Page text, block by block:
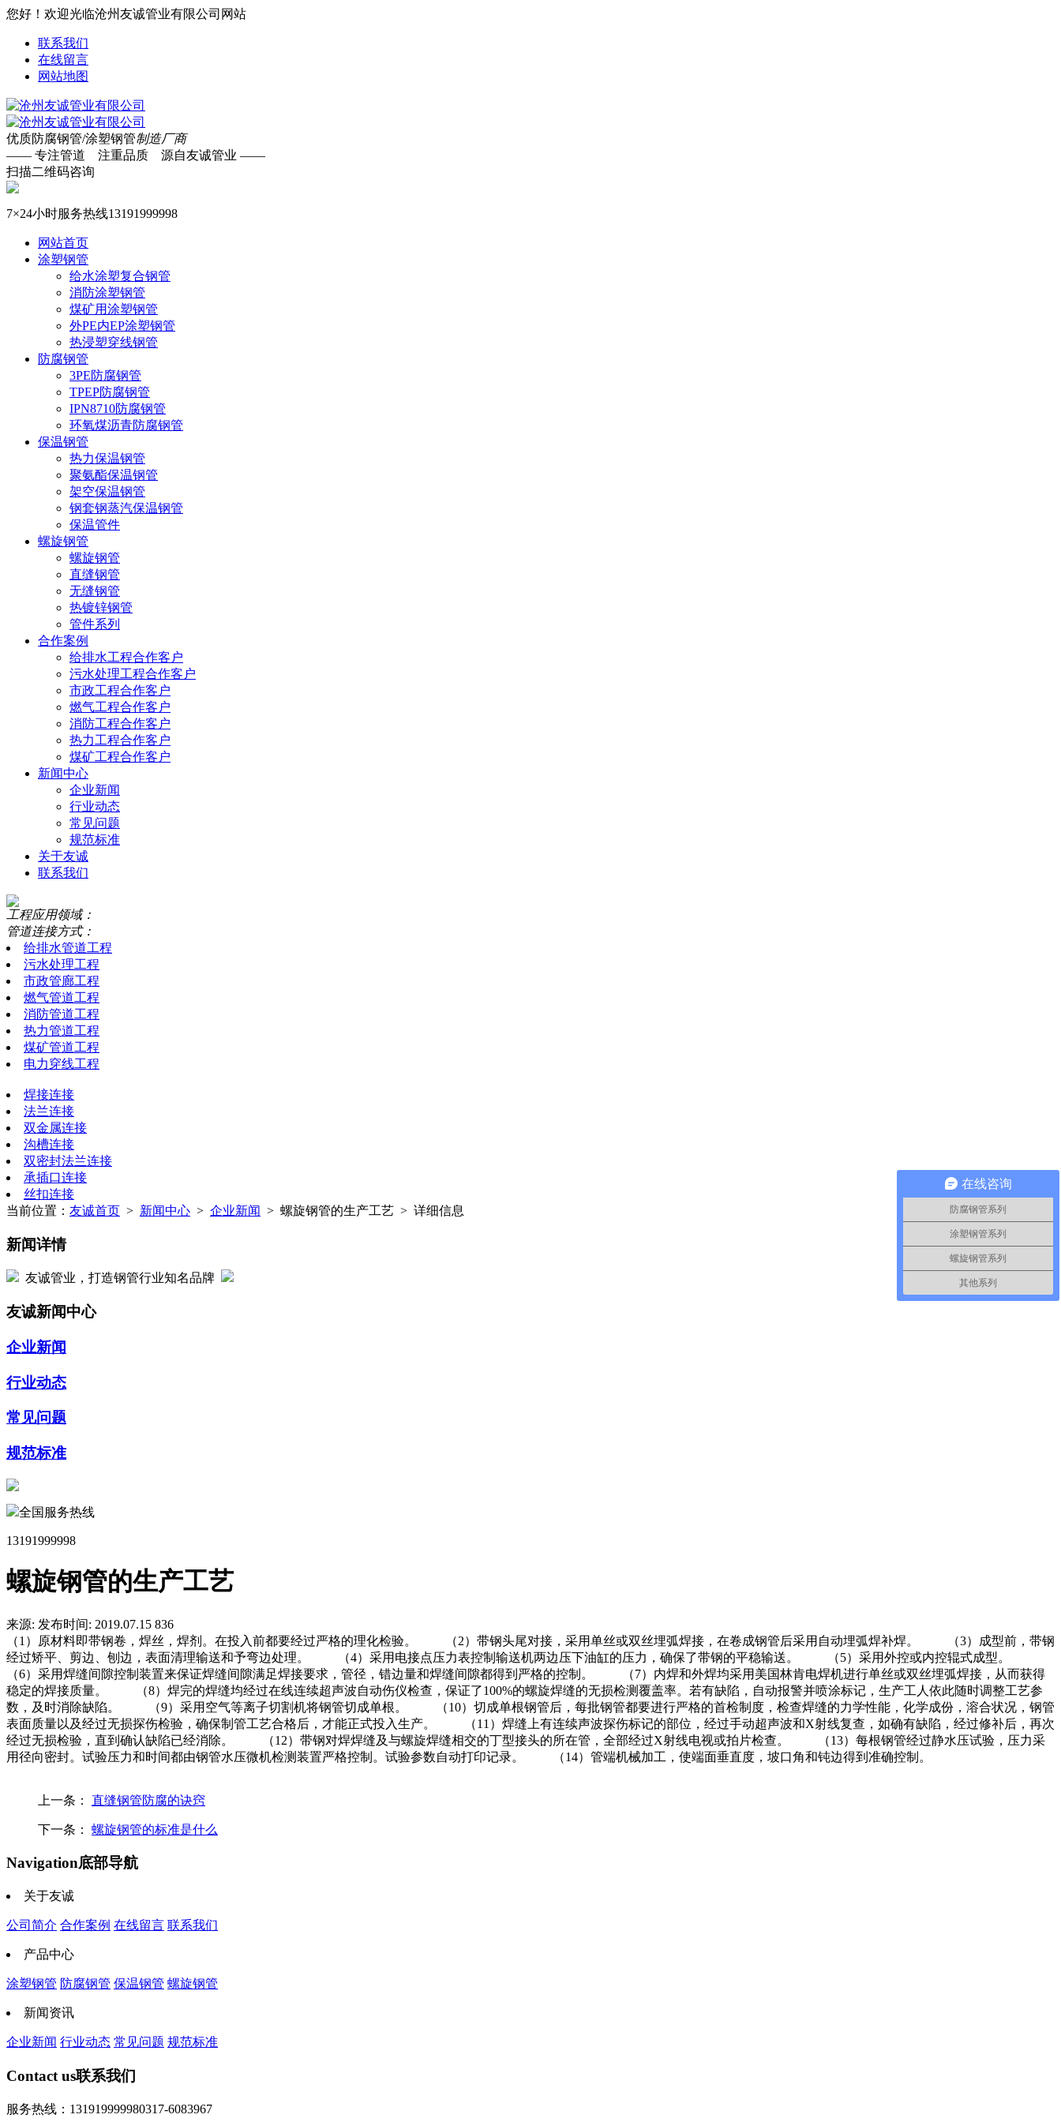
您好！欢迎光临沧州友诚管业有限公司网站
联系我们
在线留言
网站地图
优质防腐钢管/涂塑钢管制造厂商
—— 专注管道 注重品质 源自友诚管业 ——
扫描二维码咨询
7×24小时服务热线13191999998
网站首页
涂塑钢管
给水涂塑复合钢管
消防涂塑钢管
煤矿用涂塑钢管
外PE内EP涂塑钢管
热浸塑穿线钢管
防腐钢管
3PE防腐钢管
TPEP防腐钢管
IPN8710防腐钢管
环氧煤沥青防腐钢管
保温钢管
热力保温钢管
聚氨酯保温钢管
架空保温钢管
钢套钢蒸汽保温钢管
保温管件
螺旋钢管
螺旋钢管
直缝钢管
无缝钢管
热镀锌钢管
管件系列
合作案例
给排水工程合作客户
污水处理工程合作客户
市政工程合作客户
燃气工程合作客户
消防工程合作客户
热力工程合作客户
煤矿工程合作客户
新闻中心
企业新闻
行业动态
常见问题
规范标准
关于友诚
联系我们
工程应用领域：
管道连接方式：
给排水管道工程
污水处理工程
市政管廊工程
燃气管道工程
消防管道工程
热力管道工程
煤矿管道工程
电力穿线工程
焊接连接
法兰连接
双金属连接
沟槽连接
双密封法兰连接
承插口连接
丝扣连接
当前位置： 友诚首页 > 新闻中心 > 企业新闻 > 螺旋钢管的生产工艺 > 详细信息
新闻详情
友诚管业，打造钢管行业知名品牌
友诚新闻中心
企业新闻
行业动态
常见问题
规范标准
全国服务热线
13191999998
螺旋钢管的生产工艺
来源: 发布时间: 2019.07.15 836
（1）原材料即带钢卷，焊丝，焊剂。在投入前都要经过严格的理化检验。 （2）带钢头尾对接，采用单丝或双丝埋弧焊接，在卷成钢管后采用自动埋弧焊补焊。 （3）成型前，带钢
经过矫平、剪边、刨边，表面清理输送和予弯边处理。 （4）采用电接点压力表控制输送机两边压下油缸的压力，确保了带钢的平稳输送。 （5）采用外控或内控辊式成型。
（6）采用焊缝间隙控制装置来保证焊缝间隙满足焊接要求，管径，错边量和焊缝间隙都得到严格的控制。 （7）内焊和外焊均采用美国林肯电焊机进行单丝或双丝埋弧焊接，从而获得
稳定的焊接质量。 （8）焊完的焊缝均经过在线连续超声波自动伤仪检查，保证了100%的螺旋焊缝的无损检测覆盖率。若有缺陷，自动报警并喷涂标记，生产工人依此随时调整工艺参
数，及时消除缺陷。 （9）采用空气等离子切割机将钢管切成单根。 （10）切成单根钢管后，每批钢管都要进行严格的首检制度，检查焊缝的力学性能，化学成份，溶合状况，钢管
表面质量以及经过无损探伤检验，确保制管工艺合格后，才能正式投入生产。 （11）焊缝上有连续声波探伤标记的部位，经过手动超声波和X射线复查，如确有缺陷，经过修补后，再次
经过无损检验，直到确认缺陷已经消除。 （12）带钢对焊焊缝及与螺旋焊缝相交的丁型接头的所在管，全部经过X射线电视或拍片检查。 （13）每根钢管经过静水压试验，压力采
用径向密封。试验压力和时间都由钢管水压微机检测装置严格控制。试验参数自动打印记录。 （14）管端机械加工，使端面垂直度，坡口角和钝边得到准确控制。
上一条： 直缝钢管防腐的诀窍
下一条： 螺旋钢管的标准是什么
Navigation底部导航
关于友诚
公司简介 合作案例 在线留言 联系我们
产品中心
涂塑钢管 防腐钢管 保温钢管 螺旋钢管
新闻资讯
企业新闻 行业动态 常见问题 规范标准
Contact us联系我们
服务热线：131919999980317-6083967
在线咨询
防腐钢管系列
涂塑钢管系列
螺旋钢管系列
其他系列